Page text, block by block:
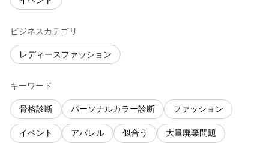
ビジネスカテゴリ
レディースファッション
キーワード
骨格診断 パーソナルカラー診断 ファッション
イベント アパレル 似合う 大量廃棄問題